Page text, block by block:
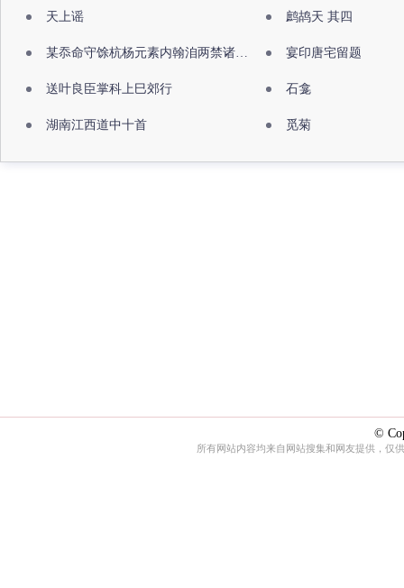
天上谣 鹧鸪天 其四
某忝命守馀杭杨元素内翰洎两禁诸公出祖佛寺 宴印唐宅留题
送叶良臣掌科上巳郊行 石龛
湖南江西道中十首 觅菊
©
所有网站内容均来自网站搜集和网友提供，仅